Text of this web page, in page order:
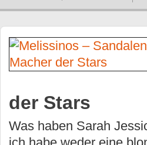
der Stars
Was haben Sarah